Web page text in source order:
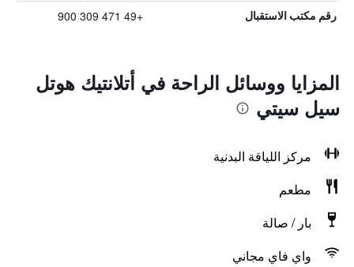
رقم مكتب الاستقبال +49 471 309 900
المزايا ووسائل الراحة في أتلانتيك هوتل
سيل سيتي
مركز اللياقة البدنية
مطعم
بار / صالة
واي فاي مجاني